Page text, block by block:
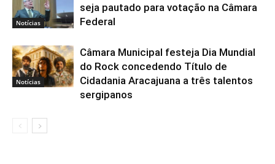
Notícias
seja pautado para votação na Câmara
Federal
Notícias
Câmara Municipal festeja Dia Mundial
do Rock concedendo Título de
Cidadania Aracajuana a três talentos
sergipanos